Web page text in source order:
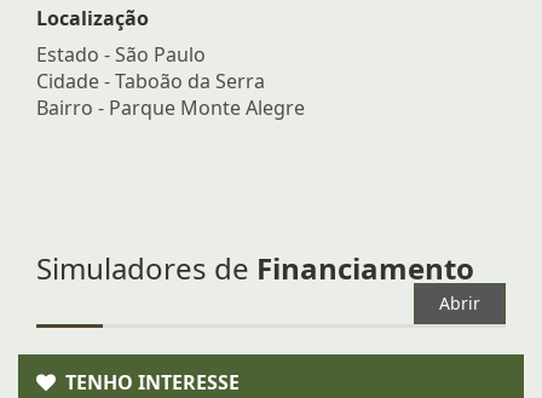
Localização
Estado -São Paulo
Cidade -Taboão da Serra
Bairro - Parque Monte Alegre
Simuladores de Financiamento
Abrir
TENHO INTERESSE